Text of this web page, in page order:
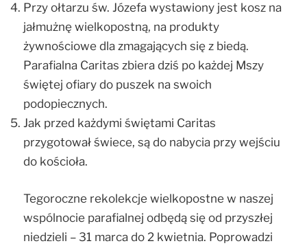
Przy ołtarzu św. Józefa wystawiony jest kosz na
jałmużnę wielkopostną, na produkty
żywnościowe dla zmagających się z biedą.
Parafialna Caritas zbiera dziś po każdej Mszy
świętej ofiary do puszek na swoich
podopiecznych.
Jak przed każdymi świętami Caritas
przygotował świece, są do nabycia przy wejściu
do kościoła.
Tegoroczne rekolekcje wielkopostne w naszej
wspólnocie parafialnej odbędą się od przyszłej
niedzieli – 31 marca do 2 kwietnia. Poprowadzi